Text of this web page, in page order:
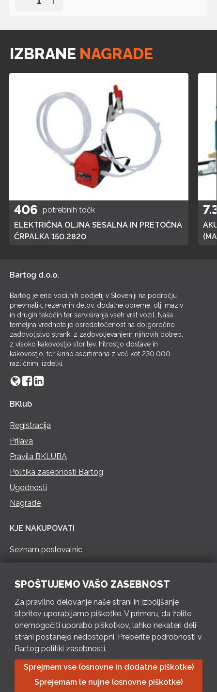
IZBRANE NAGRADE
406 potrebnih točk
ELEKTRIČNA OLJNA SESALNA IN PRETOČNA
ČRPALKA 150.2820
Bartog d.o.o.
Bartog je eno vodilnih podjetij v Sloveniji na področju
pnevmatik, rezervnih delov, dodatne opreme, olj, maziv
in drugih tekočin ter servisiranja vseh vrst vozil. Naša
temeljna vrednota je osredotočenost na dolgoročno
zadovoljstvo strank, z zadovoljevanjem njihovih potreb,
z visoko kakovostjo storitev, hitrostjo dostave in
kakovostjo, ter širino asortimana z več kot 230.000
različnimi izdelki.
BKlub
Registracija
Prijava
Pravila BKLUBA
Politika zasebnosti Bartog
Ugodnosti
Nagrade
KJE NAKUPOVATI
Seznam poslovalnic
PON – PET 8 – 18 h / SOB 8 – 12 h
Pošlji e-mail
Izpolni kontaktni obrazec
Bartog d.o.o. Trebnje | ID: SI79128718 | IBAN: SI56 1010 0003
8174 248, Banka Intesa Sanpaolo d.d.| Predsednik Uprave:
SPOŠTUJEMO VAŠO ZASEBNOST
Za pravilno delovanje naše strani in izboljšanje
storitev uporabljamo piškotke. V primeru, da želite
onemogočiti uporabo piškotkov, lahko nekateri deli
strani postanejo nedostopni. Preberite podrobnosti v
Bartog politiki zasebnosti.
Sprejmem vse (osnovne in dodatne piškotke)
Sprejemam le nujne (osnovne piškotke)